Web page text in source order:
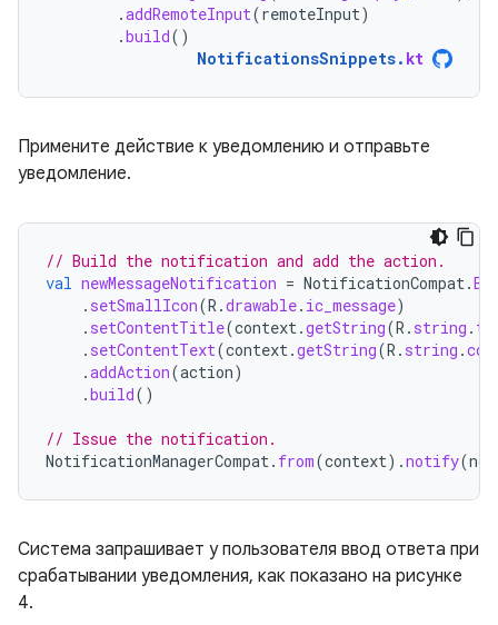
.addRemoteInput(remoteInput)
.build()
NotificationsSnippets. kt
Примените действие к уведомлению и отправьте
уведомление.
// Build the notification and add the action.
val newMessageNotification = NotificationCompat .
. setSmallIcon(R .drawable. ic_message)
. setContentTitle(context .getString(R . string .
. setContentText(context .getString(R . string .
.addAction(action)
.build()
// Issue the notification.
NotificationManagerCompat . from(context).notify(
Система запрашивает у пользователя ввод ответа при
срабатывании уведомления, как показано на рисунке
4.